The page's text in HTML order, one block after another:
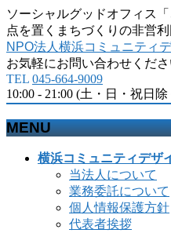
ソーシャルグッドオフィス
点を置くまちづくりの非営
NPO法人横浜コミュニティ
お気軽にお問い合わせくださ
TEL 045-664-9009
10:00 - 21:00 (土・日・祝日除
MENU
横浜コミュニティデザ
当法人について
業務委託について
個人情報保護方針
代表者挨拶